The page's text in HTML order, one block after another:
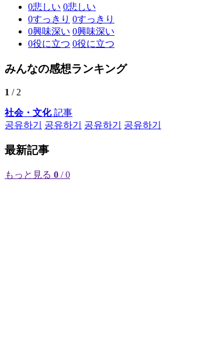
0悲しい 0悲しい
0すっきり 0すっきり
0興味深い 0興味深い
0役に立つ 0役に立つ
みんなの感想ランキング
1 / 2
社会・文化記事
공유하기
공유하기 공유하기 공유하기
最新記事
もっと見る 0 / 0